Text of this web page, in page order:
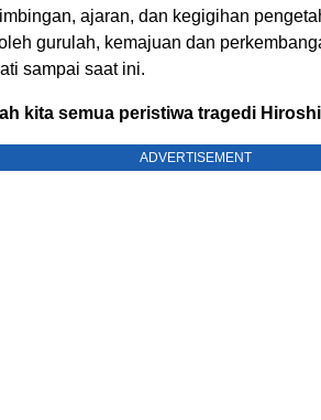
ajaran, dan kegigihan
gurulah, kemajuan dan
sampai saat ini.
kita semua peristiwa tragedi
ADVERTISEMENT